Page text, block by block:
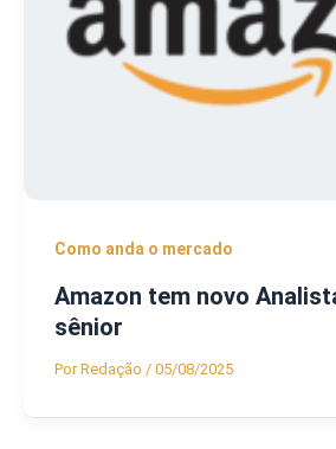
Como anda o mercado
Amazon tem novo
sênior
PorRedação / 05/08/2025